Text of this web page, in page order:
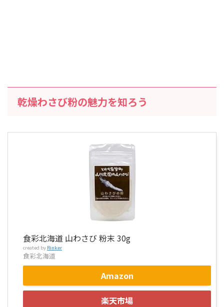
乾燥わさび粉の魅力を知ろう
食彩北海道 山わさび 粉末 30g
created by Rinker
食彩北海道
Amazon
楽天市場